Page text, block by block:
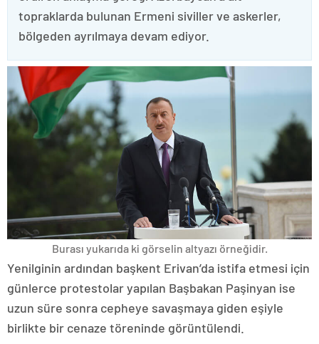
topraklarda bulunan Ermeni siviller ve askerler,
bölgeden ayrılmaya devam ediyor.
Burası yukarıda ki görselin altyazı örneğidir.
Yenilginin ardından başkent Erivan’da istifa etmesi için
günlerce protestolar yapılan Başbakan Paşinyan ise
uzun süre sonra cepheye savaşmaya giden eşiyle
birlikte bir cenaze töreninde görüntülendi.